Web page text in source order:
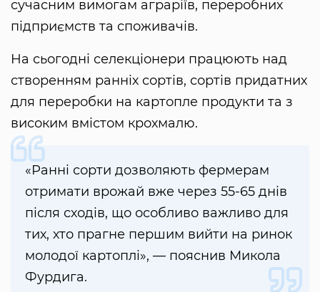
сучасним вимогам аграріїв, переробних
підприємств та споживачів.
На сьогодні селекціонери працюють над
створенням ранніх сортів, сортів придатних
для переробки на картопле продукти та з
високим вмістом крохмалю.
«Ранні сорти дозволяють фермерам
отримати врожай вже через 55-65 днів
після сходів, що особливо важливо для
тих, хто прагне першим вийти на ринок
молодої картоплі», — пояснив Микола
Фурдига.